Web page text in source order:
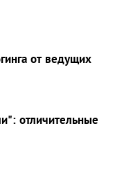
от ведущих
отличительные